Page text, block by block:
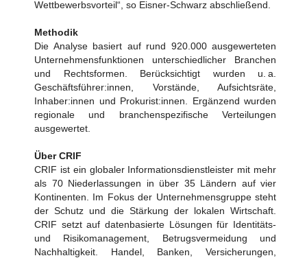
Wettbewerbsvorteil“, so Eisner-Schwarz abschließend.
Methodik
Die Analyse basiert auf rund 920.000 ausgewerteten
Unternehmensfunktionen unterschiedlicher Branchen
und Rechtsformen. Berücksichtigt wurden u. a.
Geschäftsführer:innen, Vorstände, Aufsichtsräte,
Inhaber:innen und Prokurist:innen. Ergänzend wurden
regionale und branchenspezifische Verteilungen
ausgewertet.
Über CRIF
CRIF ist ein globaler Informationsdienstleister mit mehr
als 70 Niederlassungen in über 35 Ländern auf vier
Kontinenten. Im Fokus der Unternehmensgruppe steht
der Schutz und die Stärkung der lokalen Wirtschaft.
CRIF setzt auf datenbasierte Lösungen für Identitäts-
und Risikomanagement, Betrugsvermeidung und
Nachhaltigkeit. Handel, Banken, Versicherungen,